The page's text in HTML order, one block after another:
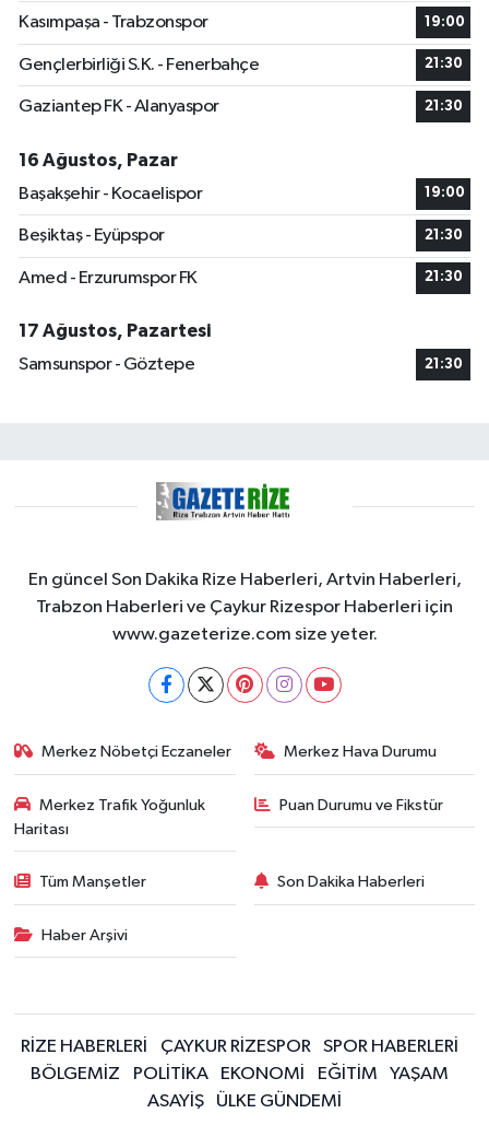
Kasımpaşa - Trabzonspor 19:00
Gençlerbirliği S.K. - Fenerbahçe 21:30
Gaziantep FK - Alanyaspor 21:30
16 Ağustos, Pazar
Başakşehir - Kocaelispor
19:00
Beşiktaş - Eyüpspor 21:30
Amed - Erzurumspor FK 21:30
17 Ağustos, Pazartesi
Samsunspor - Göztepe
21:30
En güncel Son Dakika Rize Haberleri, Artvin Haberleri,
Trabzon Haberleri ve Çaykur Rizespor Haberleri için
www.gazeterize.com size yeter.
Merkez Nöbetçi Eczaneler Merkez Hava Durumu
Merkez Trafik Yoğunluk
Haritası
Puan Durumu ve Fikstür
Tüm Manşetler Son Dakika Haberleri
Haber Arşivi
RİZE HABERLERİ ÇAYKUR RİZESPOR
SPOR HABERLERİ
BÖLGEMİZ
POLİTİKA EKONOMİ EĞİTİM
YAŞAM
ASAYİŞ
ÜLKE GÜNDEMİ